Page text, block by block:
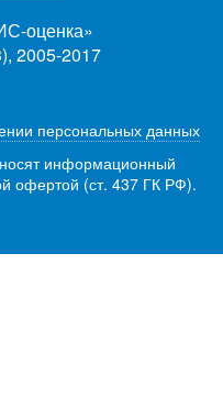
оценка»
2005-2017
персональных данных
информационный
офертой (ст. 437 ГК РФ).